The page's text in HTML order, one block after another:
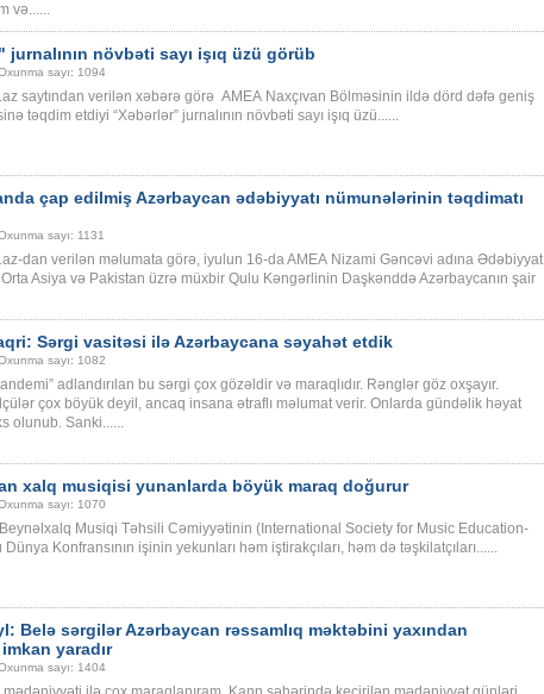
və......
jurnalının növbəti sayı işıq üzü görüb
sayı: 1094
saytından verilən xəbərə görə AMEA Naxçıvan Bölməsinin ildə dörd dəfə geniş
təqdim etdiyi “Xəbərlər” jurnalının növbəti sayı işıq üzü......
çap edilmiş Azərbaycan ədəbiyyatı nümunələrinin təqdimatı
sayı: 1131
dan verilən məlumata görə, iyulun 16-da AMEA Nizami Gəncəvi adına Ədəbiyyat
Orta Asiya və Pakistan üzrə müxbir Qulu Kəngərlinin Daşkənddə Azərbaycanın şair
Sərgi vasitəsi ilə Azərbaycana səyahət etdik
sayı: 1082
adlandırılan bu sərgi çox gözəldir və maraqlıdır. Rənglər göz oxşayır.
çox böyük deyil, ancaq insana ətraflı məlumat verir. Onlarda gündəlik həyat
olunub. Sanki......
xalq musiqisi yunanlarda böyük maraq doğurur
sayı: 1070
Musiqi Təhsili Cəmiyyətinin (International Society for Music Education-
Dünya Konfransının işinin yekunları həm iştirakçıları, həm də təşkilatçıları......
Belə sərgilər Azərbaycan rəssamlıq məktəbini yaxından
yaradır
sayı: 1404